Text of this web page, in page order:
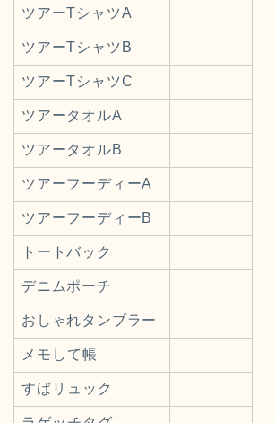
ツアーTシャツA
ツアーTシャツB
ツアーTシャツC
ツアータオルA
ツアータオルB
ツアーフーディーA
ツアーフーディーB
トートバック
デニムポーチ
おしゃれタンブラー
メモして帳
すばリュック